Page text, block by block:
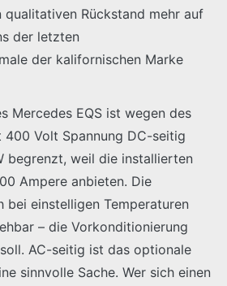
qualitativen Rückstand mehr auf
der letzten
der kalifornischen Marke
Mercedes EQS ist wegen des
400 Volt Spannung DC-seitig
begrenzt, weil die installierten
Ampere anbieten. Die
bei einstelligen Temperaturen
– die Vorkonditionierung
AC-seitig ist das optionale
sinnvolle Sache. Wer sich einen